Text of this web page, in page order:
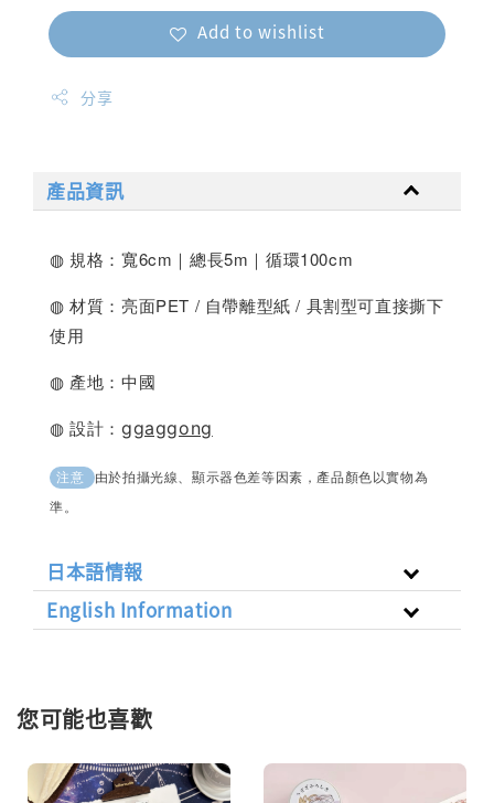
Add to wishlist
分享
產品資訊
◍ 規格：寬6cm｜總長5m｜循環100cm
◍ 材質：亮面PET / 自帶離型紙 / 具割型可直接撕下
使用
◍ 產地：中國
◍ 設計： ggaggong
注意
由於拍攝光線、顯示器色差等因素，產品顏色以實物為
準。
日本語情報
English Information
您可能也喜歡